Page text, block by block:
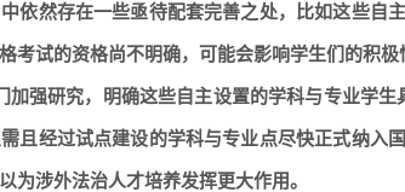
依然存在一些亟待配套完善之处，比如这些自
考试的资格尚不明确，可能会影响学生们的积极
加强研究，明确这些自主设置的学科与专业学
且经过试点建设的学科与专业点尽快正式纳入
为涉外法治人才培养发挥更大作用。